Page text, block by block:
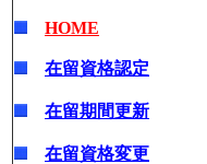
HOME
在留資格認定
在留期間更新
在留資格変更